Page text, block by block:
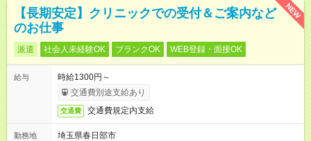
NEW
【長期安定】クリニックでの受付＆ご案内など
のお仕事
派遣 社会人未経験OK ブランクOK WEB登録・面接OK
給与
時給1300円～
交通費別途支給あり
交通費 交通費規定内支給
勤務地
埼玉県春日部市